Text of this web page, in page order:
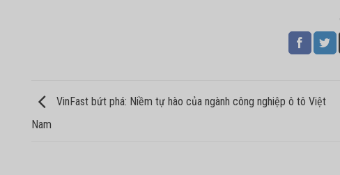
VinFast bứt phá: Niềm tự hào của ngành công nghiệp ô tô Việt
Nam